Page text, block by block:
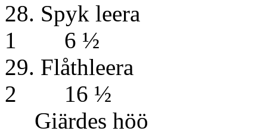
28.
1 6 ½
29.
2 16 ½
Giärdes höö